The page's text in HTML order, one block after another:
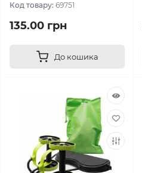
Код товару: 69751
135.00 грн
До кошика